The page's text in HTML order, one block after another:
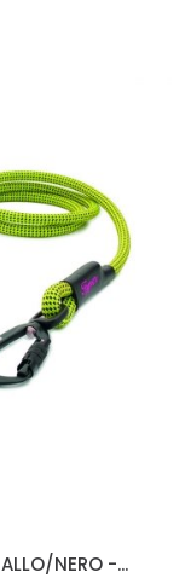
NERO -...